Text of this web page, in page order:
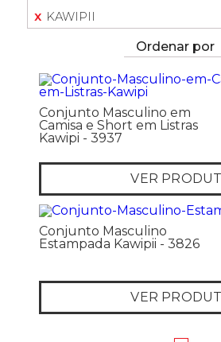
KAWIPII
Ordenar por
Conjunto Masculino em
Camisa e Short em Listras
Kawipi - 3937
VER
Conjunto Masculino
Estampada Kawipii - 3826
VER